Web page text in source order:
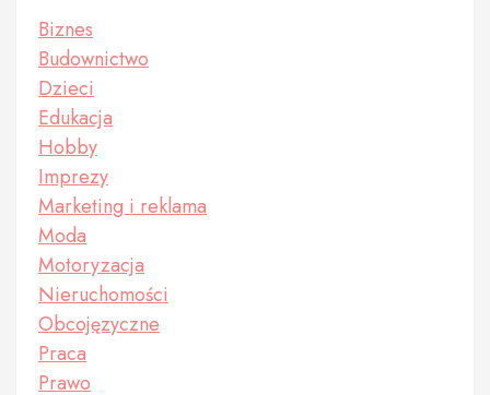
Biznes
Budownictwo
Dzieci
Edukacja
Hobby
Imprezy
Marketing i reklama
Moda
Motoryzacja
Nieruchomości
Obcojęzyczne
Praca
Prawo